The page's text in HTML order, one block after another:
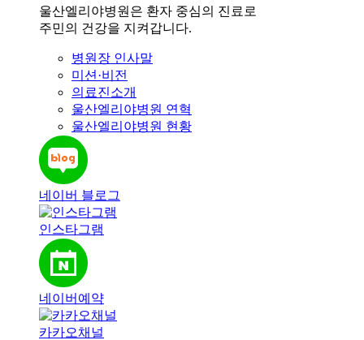
울산엘리야병원은 환자 중심의 진료로
주민의 건강을 지켜갑니다.
병원장 인사말
미션·비전
의료진소개
울산엘리야병원 연혁
울산엘리야병원 현황
네이버 블로그
인스타그램
네이버예약
카카오채널